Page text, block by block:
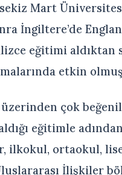
Mart
İngiltere’de
eğitimi aldıktan
etkin
üzerinden çok
eğitimle
ilkokul, ortaokul,
İlişkiler